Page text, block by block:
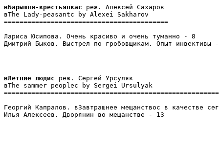
вБарышня-крестьянкас реж. Алексей Сахаров
вThe Lady-peasantс by Alexei Sakharov
==========================================
Лариса Юсипова. Очень красиво и очень туманно - 8
Дмитрий Быков. Выстрел по гробовщикам. Опыт инвективы
вЛетние людис реж. Сергей Урсуляк
вThe sammer peopleс by Sergei Ursulyak
Георгий Капралов. вЗавтрашнее мещанствос в качестве
Илья Алексеев. Дворянин во мещанстве - 13